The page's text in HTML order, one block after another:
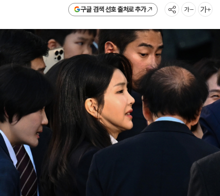
구글 검색 선호 출처로 추가